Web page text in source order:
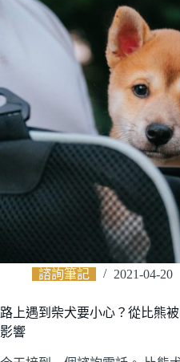
諮詢筆記 2021-04-20
路上遇到柴犬要小心？從比熊
影響